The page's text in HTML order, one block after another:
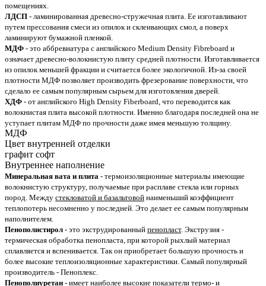
помещениях.
ЛДСП - ламинированная древесно-стружечная плита. Ее изготавливают
путем прессования смеси из опилок и склеивающих смол, а поверх
ламинируют бумажной пленкой.
МДФ - это аббревиатура с английского Medium Density Fibreboard и
означает древесно-волокнистую плиту средней плотности. Изготавливается
из опилок меньшей фракции и считается более экологичной. Из-за своей
плотности МДФ позволяет производить фрезерование поверхности, что
сделало ее самым популярным сырьем для изготовления дверей.
ХДФ - от английского High Density Fiberboard, что переводится как
волокнистая плита высокой плотности. Именно благодаря последней она не
уступает плитам МДФ по прочности даже имея меньшую толщину.
МДФ
Цвет внутренней отделки
графит софт
Внутреннее наполнение
Минеральная вата и плита - термоизоляционные материалы имеющие
волокнистую структуру, получаемые при расплаве стекла или горных
пород. Между стекловатой и базальтовой наименьший коэффициент
теплопотерь несомненно у последней. Это делает ее самым популярным
наполнителем.
Пенополистирол - это экструдированный пенопласт. Экструзия -
термическая обработка пенопласта, при которой рыхлый материал
сплавляется и вспенивается. Так он приобретает большую прочность и
более высокие теплоизоляционные характеристики. Самый популярный
производитель - Пеноплекс.
Пенополиуретан - имеет наиболее высокие показатели термо- и